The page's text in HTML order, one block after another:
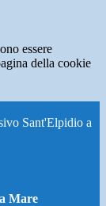
essere
della cookie
Sant'Elpidio a
Mare